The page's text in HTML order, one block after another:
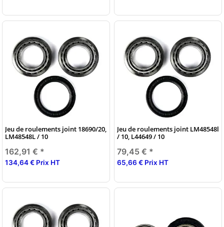
Jeu de roulements joint 18690/20,
LM48548L / 10
162,91 € *
134,64 € Prix HT
Jeu de roulements joint LM48548l
/ 10, L44649 / 10
79,45 € *
65,66 € Prix HT